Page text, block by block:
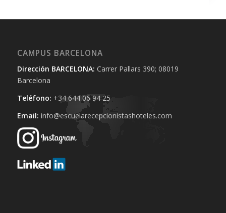
CAMPUS BARCELONA
Dirección BARCELONA: Carrer Pallars 390; 08019
Barcelona
Teléfono: +34 644 06 94 25‬
Email: info@escuelarecepcionistashoteles.com